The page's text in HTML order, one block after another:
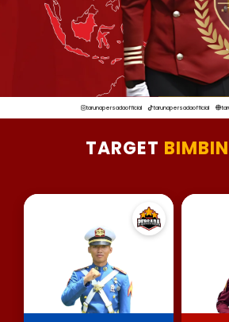
tarunapersadaofficial tarunapersadaofficial
TARGET